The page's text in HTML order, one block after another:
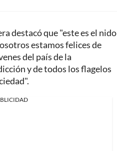
destacó que "este es el nido
estamos felices de
del país de la
y de todos los flagelos